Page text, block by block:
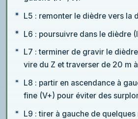
L5 : remonter le dièdre vers la
L6 : poursuivre dans le dièdre
L7 : terminer de gravir le
vire du Z et traverser de 20 m
L8 : partir en ascendance à
fine (V+) pour éviter des
L9 : tirer à gauche de